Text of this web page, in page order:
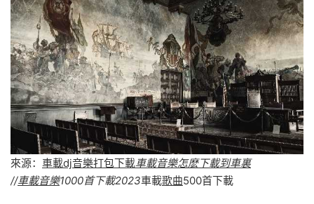
來源： 車載dj音樂打包下載車載音樂怎麽下載到車裏
//車載音樂1000首下載2023車載歌曲500首下載